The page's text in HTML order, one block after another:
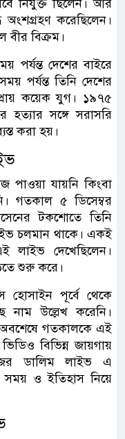
নিযুক্ত ছিলেন। আর
অংশগ্রহণ করেছিলেন।
বীর বিক্রম।
পর্যন্ত দেশের বাইরে
পর্যন্ত তিনি দেশের
কয়েক যুগ। ১৯৭৫
হত্যার সঙ্গে সরাসরি
করা হয়।
পাওয়া যায়নি কিংবা
গতকাল ৫ ডিসেম্বর
টকশোতে তিনি
চলমান থাকে। একই
লাইভ দেখেছিলেন।
শুরু করে।
হোসাইন পূর্বে থেকে
নাম উল্লেখ করেনি।
গতকালকে এই
বিভিন্ন জায়গায়
ডালিম লাইভ এ
সময় ও ইতিহাস নিয়ে